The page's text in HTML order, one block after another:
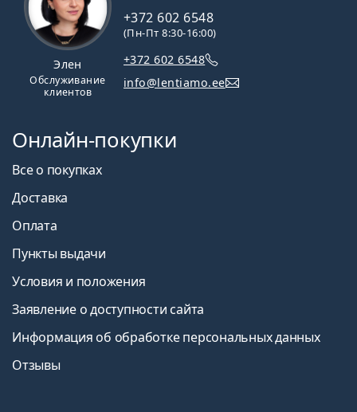
Тех, у кого есть пресбиопия или другие
заболевания глаз, требующие мультифокальных
контактных линз.
Тех, кто не хочет носить очки для чтения или
варифокальные очки.
контактных линз
Тех, кто предпочитает ежедневный режим
ношения.
Часто задаваемые вопросы
Day Multifocal?
Можно ли спать в Acuvue Oasys Max 1-Day
Элен
Обслуживание
клиентов
+372 602 6548
(Пн-Пт 8:30-16:00)
+372 602 6548
info@lentiamo.ee
Онлайн-покупки
Все о покупках
Доставка
Оплата
Пункты выдачи
Условия и положения
Заявление о доступности сайта
Информация об обработке персональных данных
Отзывы